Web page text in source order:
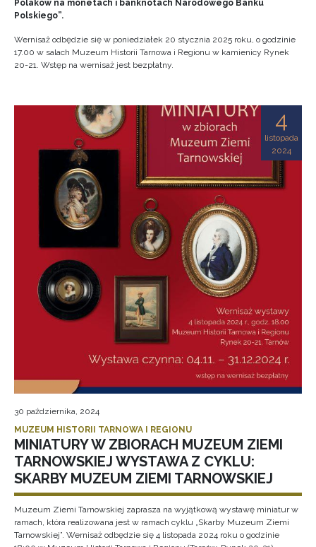
Polaków na monetach i banknotach Narodowego Banku
Polskiego”.
Wernisaż odbędzie się w poniedziałek 20 stycznia 2025 roku, o godzinie
17.00 w salach Muzeum Historii Tarnowa i Regionu w kamienicy Rynek
20-21. Wstęp na wernisaż jest bezpłatny.
4
listopada
2024
30 października, 2024
MUZEUM HISTORII TARNOWA I REGIONU
MINIATURY W ZBIORACH MUZEUM ZIEMI
TARNOWSKIEJ WYSTAWA Z CYKLU:
SKARBY MUZEUM ZIEMI TARNOWSKIEJ
Muzeum Ziemi Tarnowskiej zaprasza na wyjątkową wystawę miniatur w
ramach, która realizowana jest w ramach cyklu „Skarby Muzeum Ziemi
Tarnowskiej”. Wernisaż odbędzie się 4 listopada 2024 roku o godzinie